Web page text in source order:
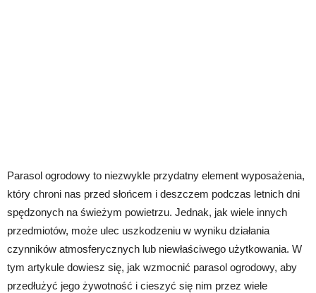
Parasol ogrodowy to niezwykle przydatny element wyposażenia,
który chroni nas przed słońcem i deszczem podczas letnich dni
spędzonych na świeżym powietrzu. Jednak, jak wiele innych
przedmiotów, może ulec uszkodzeniu w wyniku działania
czynników atmosferycznych lub niewłaściwego użytkowania. W
tym artykule dowiesz się, jak wzmocnić parasol ogrodowy, aby
przedłużyć jego żywotność i cieszyć się nim przez wiele